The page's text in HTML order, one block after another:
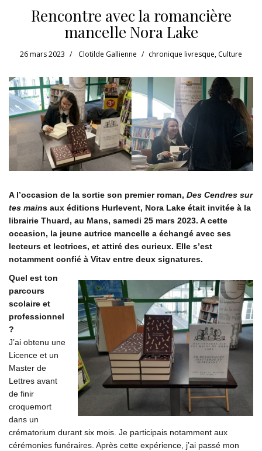
Rencontre avec la romancière
mancelle Nora Lake
26 mars 2023 Clotilde Gallienne chronique livresque, Culture
A l’occasion de la sortie son premier roman, Des Cendres sur
tes mains aux éditions Hurlevent, Nora Lake était invitée à la
librairie Thuard, au Mans, samedi 25 mars 2023. A cette
occasion, la jeune autrice mancelle a échangé avec ses
lecteurs et lectrices, et attiré des curieux. Elle s’est
notamment confié à Vitav entre deux signatures.
Quel est ton
parcours
scolaire et
professionnel
?
J’ai obtenu une
Licence et un
Master de
Lettres avant
de finir
croquemort
dans un
crématorium durant six mois. Je participais notamment aux
cérémonies funéraires. Après cette expérience, j’ai passé mon